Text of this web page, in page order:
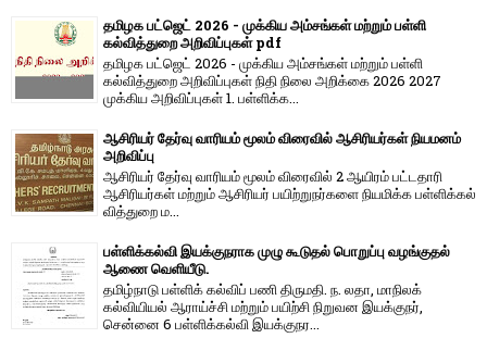
தமிழக பட்ஜெட் 2026 - முக்கிய அம்சங்கள் மற்றும் பள்ளி
கல்வித்துறை அறிவிப்புகள் pdf
தமிழக பட்ஜெட் 2026 - முக்கிய அம்சங்கள் மற்றும் பள்ளி
கல்வித்துறை அறிவிப்புகள் நிதி நிலை அறிக்கை 2026 2027
முக்கிய அறிவிப்புகள் 1. பள்ளிக்க...
ஆசிரியர் தேர்வு வாரியம் மூலம் விரைவில் ஆசிரியர்கள் நியமனம்
அறிவிப்பு
ஆசிரியர் தேர்வு வாரி​யம் மூலம் விரை​வில் 2 ஆயிரம் பட்​ட​தாரி
ஆசிரியர்​கள் மற்​றும் ஆசிரியர் பயிற்றுநர்​களை நியமிக்க பள்​ளிக்​கல்​
வித்​துறை ம...
பள்ளிக்கல்வி இயக்குநராக முழு கூடுதல் பொறுப்பு வழங்குதல்
ஆணை வெளியீடு.
தமிழ்நாடு பள்ளிக் கல்விப் பணி திருமதி. ந. லதா, மாநிலக்
கல்வியியல் ஆராய்ச்சி மற்றும் பயிற்சி நிறுவன இயக்குநர்,
சென்னை 6 பள்ளிக்கல்வி இயக்குநர...